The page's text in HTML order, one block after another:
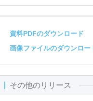
資料PDFのダウンロード
画像ファイルのダウンロー
その他のリリース